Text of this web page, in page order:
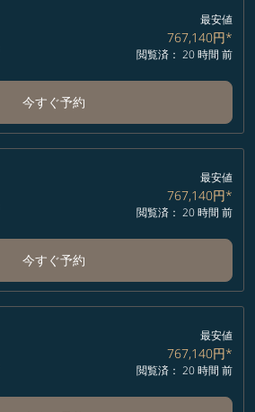
最安値
767,140円*
閲覧済： 20 時間 前
今すぐ予約
最安値
767,140円*
閲覧済： 20 時間 前
今すぐ予約
最安値
767,140円*
閲覧済： 20 時間 前